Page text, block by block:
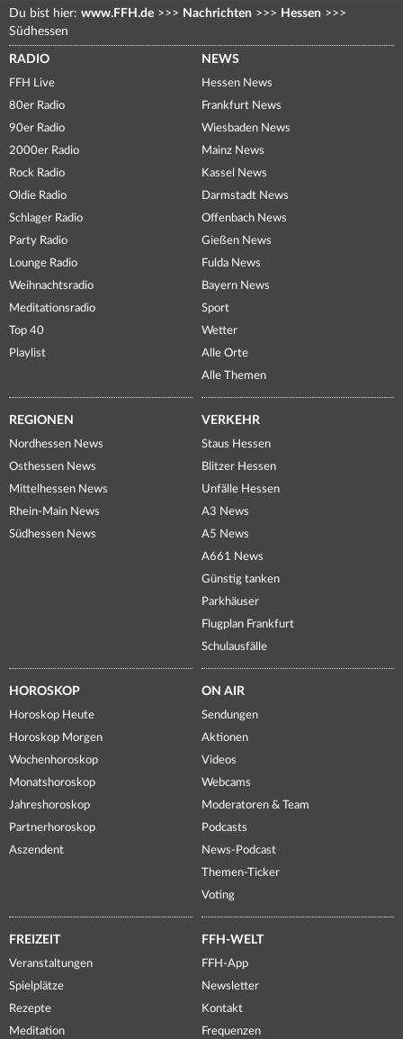
Du bist hier: www.FFH.de >>> Nachrichten >>> Hessen >>>
Südhessen
RADIO
FFH Live
80er Radio
90er Radio
2000er Radio
Rock Radio
Oldie Radio
Schlager Radio
Party Radio
Lounge Radio
Weihnachtsradio
Meditationsradio
Top 40
Playlist
NEWS
Hessen News
Frankfurt News
Wiesbaden News
Mainz News
Kassel News
Darmstadt News
Offenbach News
Gießen News
Fulda News
Bayern News
Sport
Wetter
Alle Orte
Alle Themen
REGIONEN
Nordhessen News
Osthessen News
Mittelhessen News
Rhein-Main News
Südhessen News
VERKEHR
Staus Hessen
Blitzer Hessen
Unfälle Hessen
A3 News
A5 News
A661 News
Günstig tanken
Parkhäuser
Flugplan Frankfurt
Schulausfälle
HOROSKOP
Horoskop Heute
Horoskop Morgen
Wochenhoroskop
Monatshoroskop
Jahreshoroskop
Partnerhoroskop
Aszendent
ON AIR
Sendungen
Aktionen
Videos
Webcams
Moderatoren & Team
Podcasts
News-Podcast
Themen-Ticker
Voting
FREIZEIT
Veranstaltungen
Spielplätze
Rezepte
Meditation
FFH-WELT
FFH-App
Newsletter
Kontakt
Frequenzen